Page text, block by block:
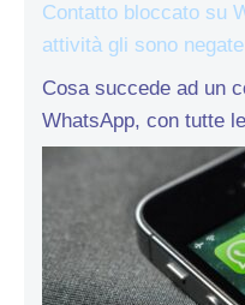
Contatto bloccato su
attività gli sono negate
Cosa succede ad un
WhatsApp, con tutte